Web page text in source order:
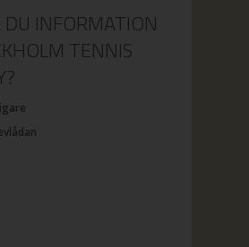
DU INFORMATION
TENNIS